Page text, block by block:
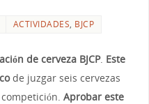
ACTIVIDADES, BJCP
de cerveza BJCP. Este
de juzgar seis cervezas
Aprobar este